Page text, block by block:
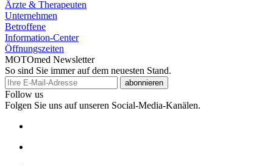
Ärzte & Therapeuten
Unternehmen
Betroffene
Information-Center
Öffnungszeiten
MOTOmed Newsletter
So sind Sie immer auf dem neuesten Stand.
abonnieren
Follow us
Folgen Sie uns auf unseren Social-Media-Kanälen.